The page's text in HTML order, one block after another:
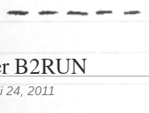
B2RUN
24, 2011